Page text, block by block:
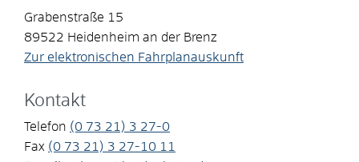
Grabenstraße 15
89522 Heidenheim an der Brenz
Zur elektronischen Fahrplanauskunft
Kontakt
Telefon (0 73 21) 3 27-0
Fax (0 73 21) 3 27-10 11